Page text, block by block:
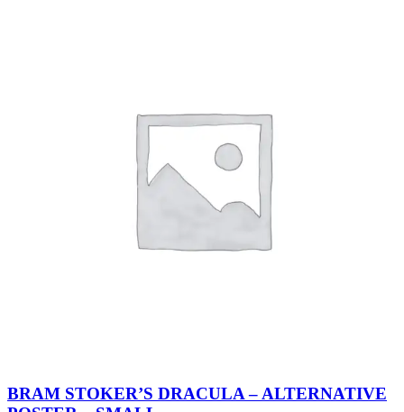
BRAM STOKER’S DRACULA – ALTERNATIVE